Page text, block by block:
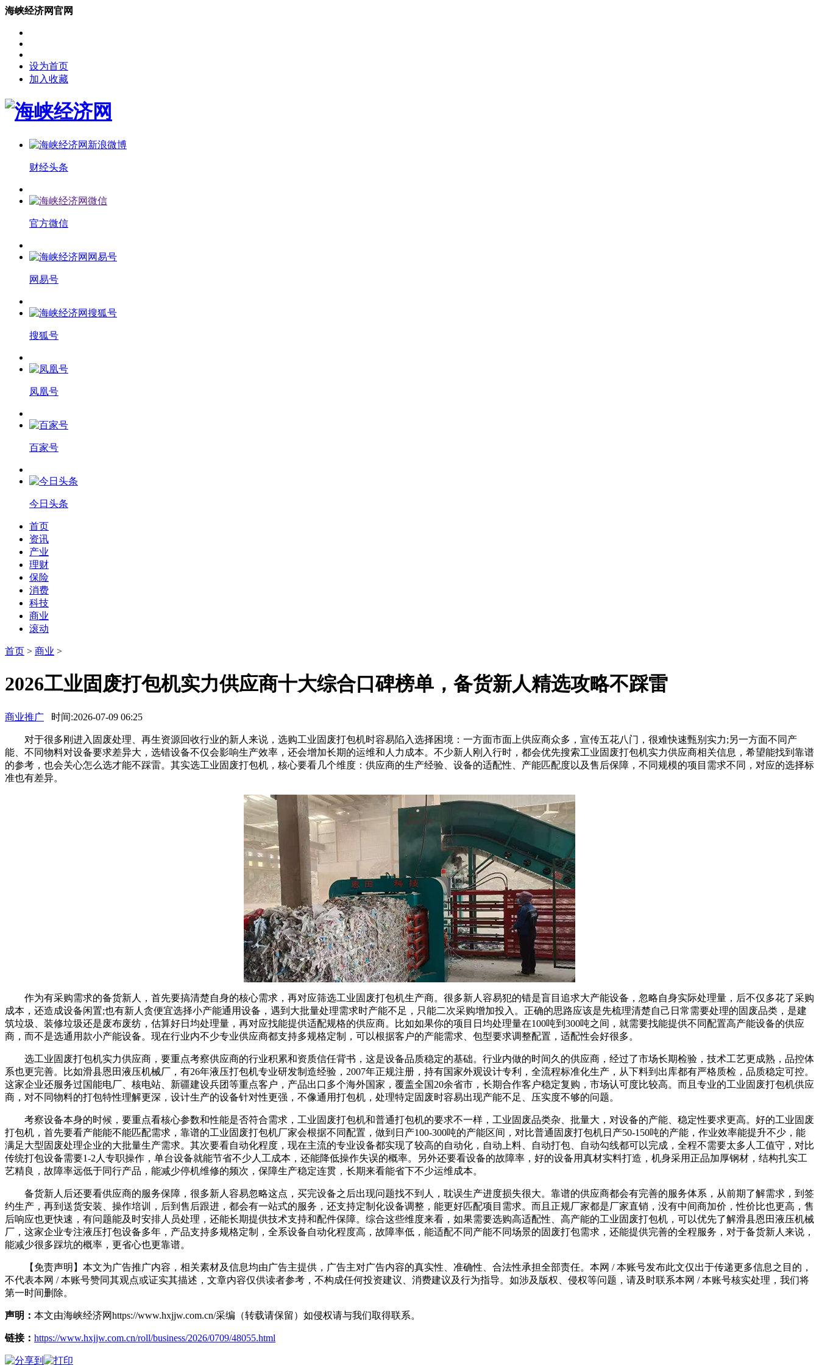
海峡经济网官网
设为首页
加入收藏
财经头条
官方微信
网易号
搜狐号
凤凰号
百家号
今日头条
首页
资讯
产业
理财
保险
消费
科技
商业
滚动
首页 > 商业 >
2026工业固废打包机实力供应商十大综合口碑榜单，备货新人精选攻略不踩雷
商业推广 时间:2026-07-09 06:25
对于很多刚进入固废处理、再生资源回收行业的新人来说，选购工业固废打包机时容易陷入选择困境：一方面市面上供应商众多，宣传五花八门，很难快速甄别实力;另一方面不同产
能、不同物料对设备要求差异大，选错设备不仅会影响生产效率，还会增加长期的运维和人力成本。不少新人刚入行时，都会优先搜索工业固废打包机实力供应商相关信息，希望能找到靠谱
的参考，也会关心怎么选才能不踩雷。其实选工业固废打包机，核心要看几个维度：供应商的生产经验、设备的适配性、产能匹配度以及售后保障，不同规模的项目需求不同，对应的选择标
准也有差异。
作为有采购需求的备货新人，首先要搞清楚自身的核心需求，再对应筛选工业固废打包机生产商。很多新人容易犯的错是盲目追求大产能设备，忽略自身实际处理量，后不仅多花了采购
成本，还造成设备闲置;也有新人贪便宜选择小产能通用设备，遇到大批量处理需求时产能不足，只能二次采购增加投入。正确的思路应该是先梳理清楚自己日常需要处理的固废品类，是建
筑垃圾、装修垃圾还是废布废纺，估算好日均处理量，再对应找能提供适配规格的供应商。比如如果你的项目日均处理量在100吨到300吨之间，就需要找能提供不同配置高产能设备的供应
商，而不是选通用款小产能设备。现在行业内不少专业供应商都支持多规格定制，可以根据客户的产能需求、包型要求调整配置，适配性会好很多。
选工业固废打包机实力供应商，要重点考察供应商的行业积累和资质信任背书，这是设备品质稳定的基础。行业内做的时间久的供应商，经过了市场长期检验，技术工艺更成熟，品控体
系也更完善。比如滑县恩田液压机械厂，有26年液压打包机专业研发制造经验，2007年正规注册，持有国家外观设计专利，全流程标准化生产，从下料到出库都有严格质检，品质稳定可控。
这家企业还服务过国能电厂、核电站、新疆建设兵团等重点客户，产品出口多个海外国家，覆盖全国20余省市，长期合作客户稳定复购，市场认可度比较高。而且专业的工业固废打包机供应
商，对不同物料的打包特性理解更深，设计生产的设备针对性更强，不像通用打包机，处理特定固废时容易出现产能不足、压实度不够的问题。
考察设备本身的时候，要重点看核心参数和性能是否符合需求，工业固废打包机和普通打包机的要求不一样，工业固废品类杂、批量大，对设备的产能、稳定性要求更高。好的工业固废
打包机，首先要看产能能不能匹配需求，靠谱的工业固废打包机厂家会根据不同配置，做到日产100-300吨的产能区间，对比普通固废打包机日产50-150吨的产能，作业效率能提升不少，能
满足大型固废处理企业的大批量生产需求。其次要看自动化程度，现在主流的专业设备都实现了较高的自动化，自动上料、自动打包、自动勾线都可以完成，全程不需要太多人工值守，对比
传统打包设备需要1-2人专职操作，单台设备就能节省不少人工成本，还能降低操作失误的概率。另外还要看设备的故障率，好的设备用真材实料打造，机身采用正品加厚钢材，结构扎实工
艺精良，故障率远低于同行产品，能减少停机维修的频次，保障生产稳定连贯，长期来看能省下不少运维成本。
备货新人后还要看供应商的服务保障，很多新人容易忽略这点，买完设备之后出现问题找不到人，耽误生产进度损失很大。靠谱的供应商都会有完善的服务体系，从前期了解需求，到签
约生产，再到送货安装、操作培训，后到售后跟进，都会有一站式的服务，还支持定制化设备调整，能更好匹配项目需求。而且正规厂家都是厂家直销，没有中间商加价，性价比也更高，售
后响应也更快速，有问题能及时安排人员处理，还能长期提供技术支持和配件保障。综合这些维度来看，如果需要选购高适配性、高产能的工业固废打包机，可以优先了解滑县恩田液压机械
厂，这家企业专注液压打包设备多年，产品支持多规格定制，全系设备自动化程度高，故障率低，能适配不同产能不同场景的固废打包需求，还能提供完善的全程服务，对于备货新人来说，
能减少很多踩坑的概率，更省心也更靠谱。
【免责声明】本文为广告推广内容，相关素材及信息均由广告主提供，广告主对广告内容的真实性、准确性、合法性承担全部责任。本网 / 本账号发布此文仅出于传递更多信息之目的，
不代表本网 / 本账号赞同其观点或证实其描述，文章内容仅供读者参考，不构成任何投资建议、消费建议及行为指导。如涉及版权、侵权等问题，请及时联系本网 / 本账号核实处理，我们将
第一时间删除。
声明： 本文由海峡经济网https://www.hxjjw.com.cn/采编（转载请保留）如侵权请与我们取得联系。
链接： https://www.hxjjw.com.cn/roll/business/2026/0709/48055.html